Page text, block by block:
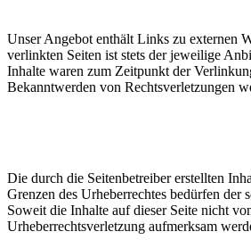
Unser Angebot enthält Links zu externen
verlinkten Seiten ist stets der jeweilige
Inhalte waren zum Zeitpunkt der
Bekanntwerden von Rechtsverletzungen
Die durch die Seitenbetreiber erstellten
Grenzen des Urheberrechtes bedürfen
Soweit die Inhalte auf dieser Seite nicht
Urheberrechtsverletzung aufmerksam